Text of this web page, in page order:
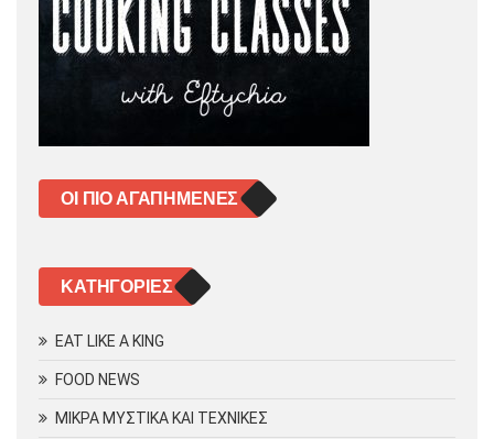
ΟΙ ΠΙΟ ΑΓΑΠΗΜΈΝΕΣ
KΑΤΗΓΟΡΊΕΣ
EAT LIKE A KING
FOOD NEWS
ΜΙΚΡΑ ΜΥΣΤΙΚΑ ΚΑΙ ΤΕΧΝΙΚΕΣ